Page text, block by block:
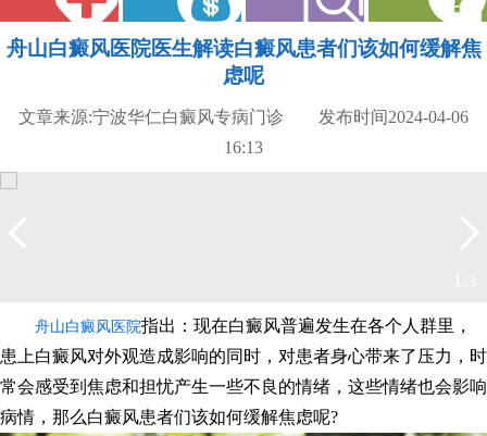
舟山白癜风医院医生解读白癜风患者们该如何缓解焦
虑呢
文章来源:宁波华仁白癜风专病门诊 发布时间2024-04-06
16:13
舟山白癜风医院指出：现在白癜风普遍发生在各个人群里，
患上白癜风对外观造成影响的同时，对患者身心带来了压力，时
常会感受到焦虑和担忧产生一些不良的情绪，这些情绪也会影响
病情，那么白癜风患者们该如何缓解焦虑呢?